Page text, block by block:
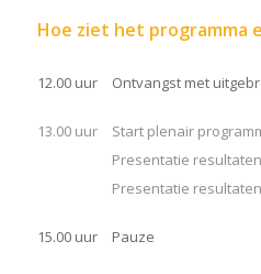
Hoe ziet het programma
12.00 uur Ontvangst met
13.00 uur
Start plenair
Presentatie
Presentatie
15.00 uur Pauze